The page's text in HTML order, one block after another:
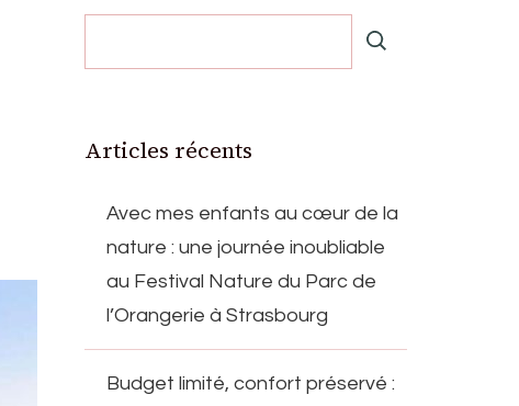
Articles récents
Avec mes enfants au cœur de la
nature : une journée inoubliable
au Festival Nature du Parc de
l’Orangerie à Strasbourg
Budget limité, confort préservé :